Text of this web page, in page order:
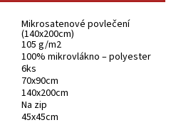
Mikrosatenové povlečení
(140x200cm)
105 g/m2
100% mikrovlákno – polyester
6ks
70x90cm
140x200cm
Na zip
45x45cm